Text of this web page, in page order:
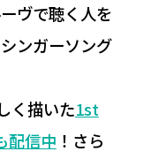
ヴで聴く人を
ンガーソング
く描いた1st
配信中 ！さら